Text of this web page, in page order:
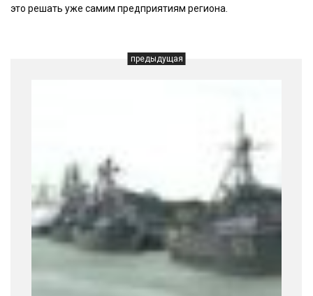
это решать уже самим предприятиям региона.
предыдущая